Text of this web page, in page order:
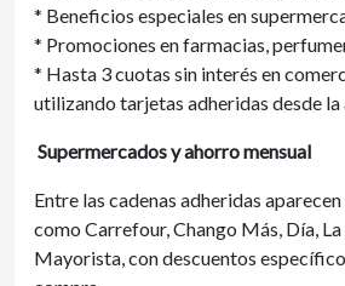
* Beneficios especiales en
* Promociones en farmacias,
* Hasta 3 cuotas sin interés en
utilizando tarjetas adheridas desde la
Supermercados y ahorro mensual
Entre las cadenas adheridas
como Carrefour, Chango Más, Día,
Mayorista, con descuentos